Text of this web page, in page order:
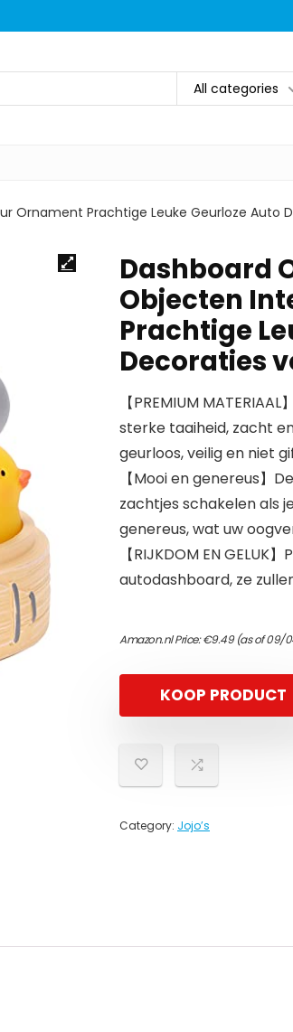
All categories
Ornament Prachtige Leuke Geurloze Auto
Dashboard
Objecten
Prachtige
Decoraties
【PREMIUM
sterke taaiheid, zacht
geurloos, veilig en niet
【Mooi en genereus
zachtjes schakelen als
genereus, wat uw
【RIJKDOM EN
autodashboard, ze
Amazon.nl Price:€9.49(as of 09/
KOOP PRODUCT
Category: Jojo’s